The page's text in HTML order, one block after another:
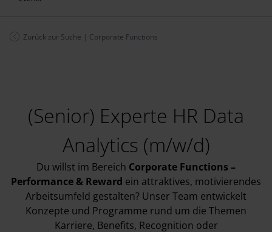
Zurück zur Suche | Corporate Functions
(Senior) Experte HR Data
Analytics (m/w/d)
Du willst im Bereich Corporate Functions –
Performance & Reward ein attraktives, motivierendes
Arbeitsumfeld gestalten? Unser Team entwickelt
Konzepte und Programme rund um die Themen
Karriere, Benefits, Recognition oder